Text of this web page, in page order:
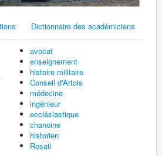
Dictionnaire des académiciens
avocat
enseignement
histoire militaire
Conseil d'Artois
médecine
ingénieur
ecclésiastique
chanoine
historien
Rosati